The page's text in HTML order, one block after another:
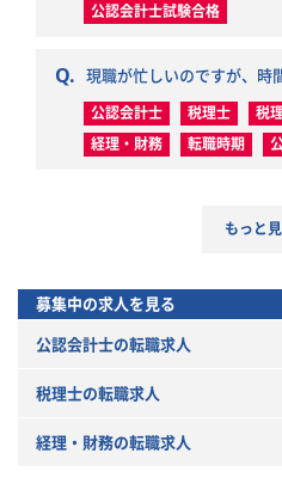
公認会計士試験合格
Q. 現職が忙しいのですが、時
公認会計士 税理士
税
経理・財務
転職時期
もっと
募集中の求人を見る
公認会計士の転職求人
税理士の転職求人
経理・財務の転職求人